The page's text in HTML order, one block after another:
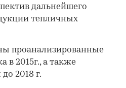
дальнейшего
тепличных
проанализированные
в 2015г., а также
2018 г.